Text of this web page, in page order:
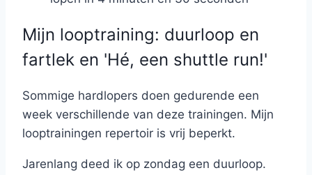
Mijn looptraining: duurloop en
fartlek en 'Hé, een shuttle run!'
Sommige hardlopers doen gedurende een
week verschillende van deze trainingen. Mijn
looptrainingen repertoir is vrij beperkt.
Jarenlang deed ik op zondag een duurloop.